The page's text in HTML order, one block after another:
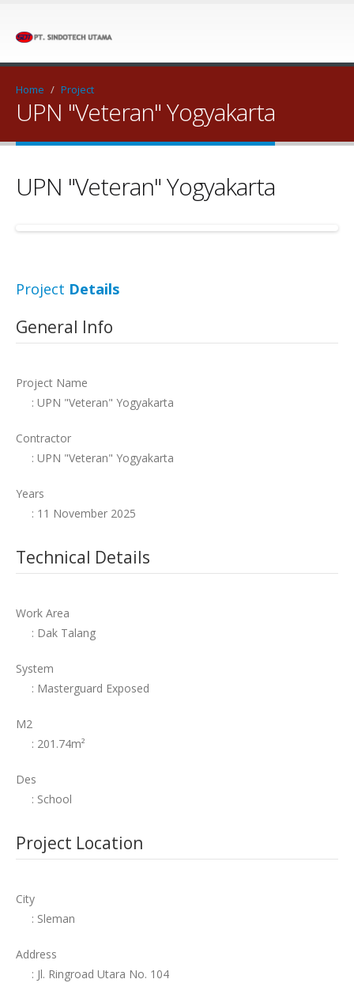
Home / Project
UPN "Veteran" Yogyakarta
UPN "Veteran" Yogyakarta
Project Details
General Info
Project Name
: UPN "Veteran" Yogyakarta
Contractor
: UPN "Veteran" Yogyakarta
Years
: 11 November 2025
Technical Details
Work Area
: Dak Talang
System
: Masterguard Exposed
M2
: 201.74m²
Des
: School
Project Location
City
: Sleman
Address
: Jl. Ringroad Utara No. 104